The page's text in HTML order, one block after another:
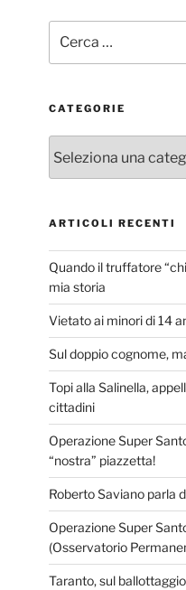
CATEGORIE
ARTICOLI RECENTI
Quando il truffatore
mia storia
Vietato ai minori di 14
Sul doppio cognome,
Topi alla Salinella,
cittadini
Operazione Super
“nostra” piazzetta!
Roberto Saviano parla
Operazione Super
(Osservatorio
Taranto, sul